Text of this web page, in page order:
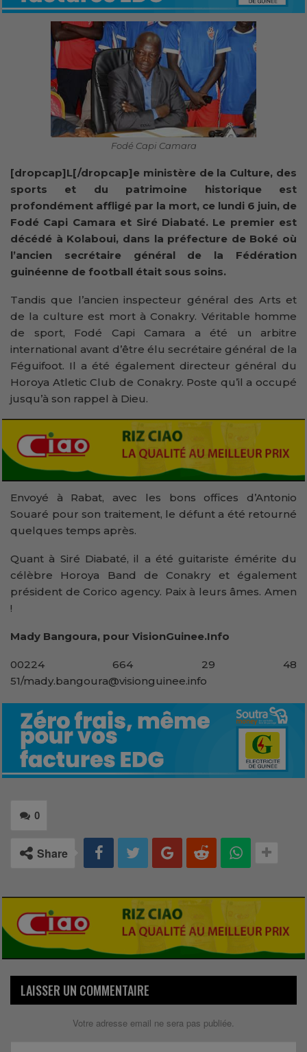
Fodé Capi Camara
[dropcap]L[/dropcap]e ministère de la Culture, des
sports et du patrimoine historique est
profondément affligé par la mort, ce lundi 6 juin, de
Fodé Capi Camara et Siré Diabaté. Le premier est
décédé à Kolaboui, dans la préfecture de Boké où
l’ancien secrétaire général de la Fédération
guinéenne de football était sous soins.
Tandis que l’ancien inspecteur général des Arts et
de la culture est mort à Conakry. Véritable homme
de sport, Fodé Capi Camara a été un arbitre
international avant d’être élu secrétaire général de la
Féguifoot. Il a été également directeur général du
Horoya Atletic Club de Conakry. Poste qu’il a occupé
jusqu’à son rappel à Dieu.
Envoyé à Rabat, avec les bons offices d’Antonio
Souaré pour son traitement, le défunt a été retourné
quelques temps après.
Quant à Siré Diabaté, il a été guitariste émérite du
célèbre Horoya Band de Conakry et également
président de Corico agency. Paix à leurs âmes. Amen
!
Mady Bangoura, pour VisionGuinee.Info
00224 664 29 48
51/mady.bangoura@visionguinee.info
0
Share
LAISSER UN COMMENTAIRE
Votre adresse email ne sera pas publiée.